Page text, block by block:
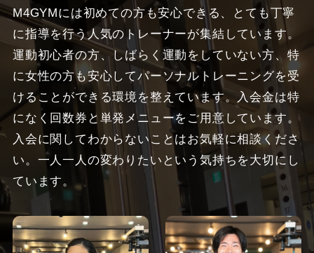
M4GYMには初めての方も安心できる、とても丁寧
に指導を行う人気のトレーナーが集結しています。
運動初心者の方、しばらく運動をしていない方、特
に女性の方も安心してパーソナルトレーニングを受
けることができる環境を整えています。入会金は特
になく回数券と単発メニューをご用意しています。
入会に関してわからないことはお気軽に相談くださ
い。一人一人の変わりたいという気持ちを大切にし
ています。